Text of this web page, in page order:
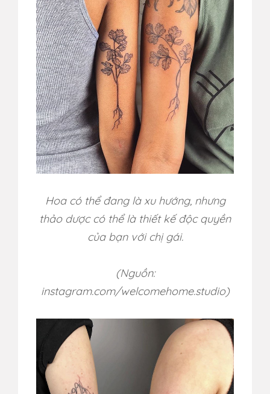
Hoa có thể đang là xu hướng, nhưng
thảo dược có thể là thiết kế độc quyền
của bạn với chị gái.
(Nguồn:
instagram.com/welcomehome.studio)